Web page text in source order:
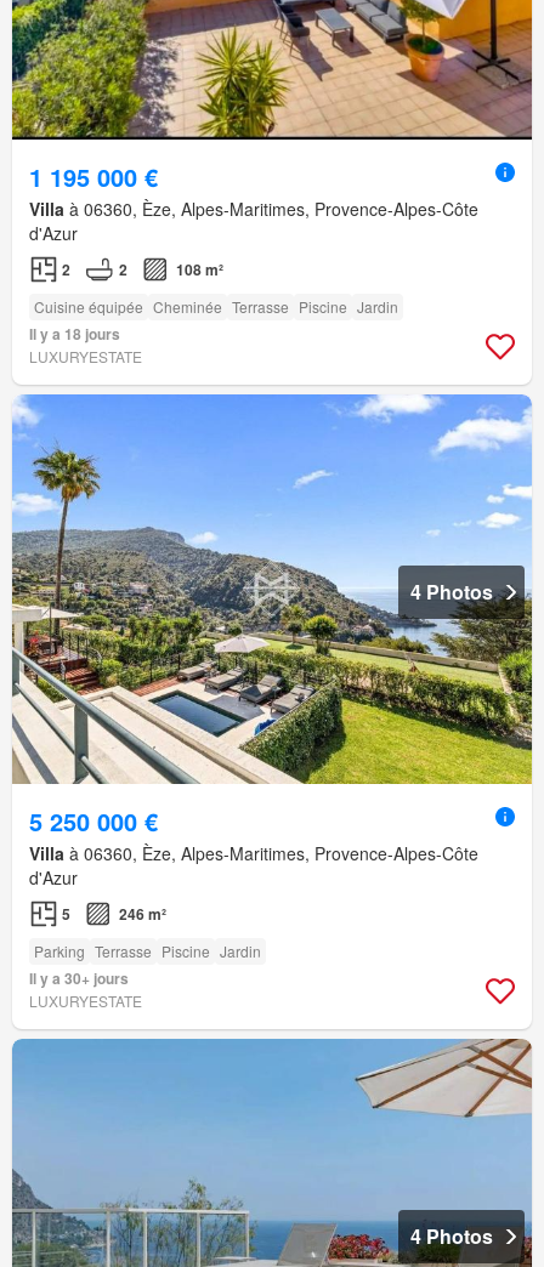
1 195 000 €
Villa à 06360, Èze, Alpes-Maritimes, Provence-Alpes-Côte
d'Azur
2 2 108 m²
Cuisine équipée Cheminée Terrasse Piscine Jardin
Il y a 18 jours
LUXURYESTATE
4 Photos
5 250 000 €
Villa à 06360, Èze, Alpes-Maritimes, Provence-Alpes-Côte
d'Azur
5 246 m²
Parking Terrasse Piscine Jardin
Il y a 30+ jours
LUXURYESTATE
4 Photos